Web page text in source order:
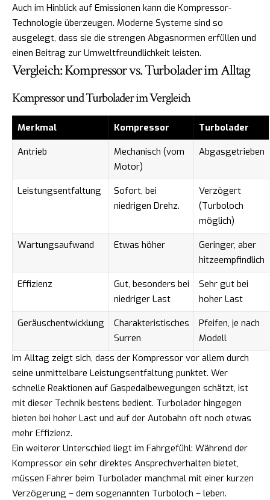
Auch im Hinblick auf Emissionen kann die Kompressor-
Technologie überzeugen. Moderne Systeme sind so
ausgelegt, dass sie die strengen Abgasnormen erfüllen und
einen Beitrag zur Umweltfreundlichkeit leisten.
Vergleich: Kompressor vs. Turbolader im Alltag
Kompressor und Turbolader im Vergleich
Merkmal Kompressor
Turbolader
Antrieb
Mechanisch (vom
Motor)
Abgasgetrieben
Leistungsentfaltung
Sofort, bei
niedrigen Drehz.
Verzögert
(Turboloch
möglich)
Wartungsaufwand
Etwas höher
Geringer, aber
hitzeempfindlich
Effizienz
Gut, besonders bei
niedriger Last
Sehr gut bei
hoher Last
Geräuschentwicklung
Charakteristisches
Surren
Pfeifen, je nach
Modell
Im Alltag zeigt sich, dass der Kompressor vor allem durch
seine unmittelbare Leistungsentfaltung punktet. Wer
schnelle Reaktionen auf Gaspedalbewegungen schätzt, ist
mit dieser Technik bestens bedient. Turbolader hingegen
bieten bei hoher Last und auf der Autobahn oft noch etwas
mehr Effizienz.
Ein weiterer Unterschied liegt im Fahrgefühl: Während der
Kompressor ein sehr direktes Ansprechverhalten bietet,
müssen Fahrer beim Turbolader manchmal mit einer kurzen
Verzögerung – dem sogenannten Turboloch – leben.